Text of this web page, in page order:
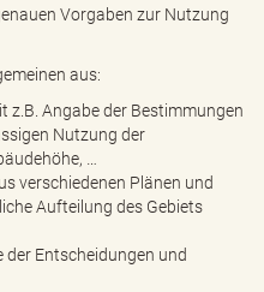
d
Vorgaben zur Nutzung
aus:
z.B. Angabe der Bestimmungen
Nutzung der
…
verschiedenen Plänen und
Aufteilung des Gebiets
der Entscheidungen und